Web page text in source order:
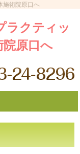
施術院原口へ